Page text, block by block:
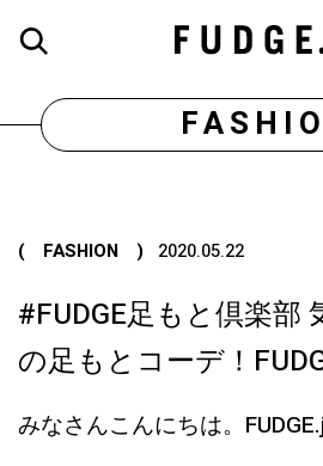
( FASHION ) 2020.05.22
#FUDGE足もと倶楽部
の足もとコーデ！
みなさんこんにちは。